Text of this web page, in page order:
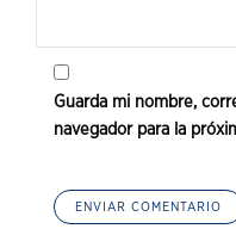
Guarda mi nombre,
navegador para la